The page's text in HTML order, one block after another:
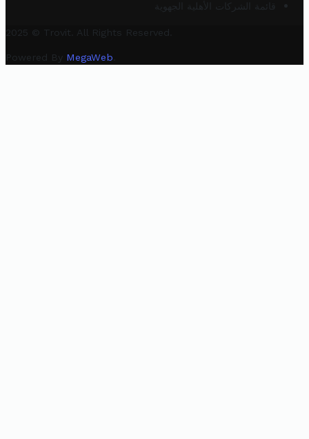
قائمة الشركات الأهلية الجهوية
2025 © Trovit. All Rights Reserved.
Powered By MegaWeb